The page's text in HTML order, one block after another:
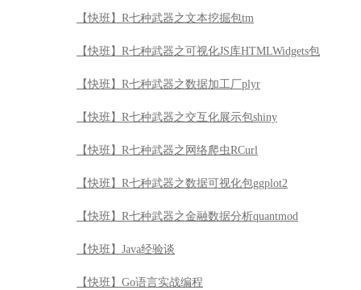
【快班】R七种武器之文本挖掘包tm
【快班】R七种武器之可视化JS库HTMLWidgets包
【快班】R七种武器之数据加工厂plyr
【快班】R七种武器之交互化展示包shiny
【快班】R七种武器之网络爬虫RCurl
【快班】R七种武器之数据可视化包ggplot2
【快班】R七种武器之金融数据分析quantmod
【快班】Java经验谈
【快班】Go语言实战编程